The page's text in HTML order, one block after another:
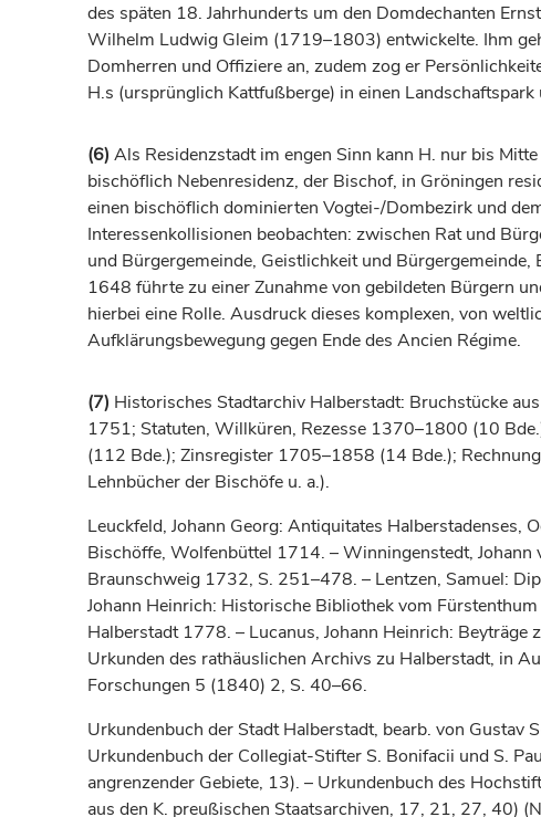
des späten 18. Jahrhunderts um den Domdechanten
Wilhelm Ludwig Gleim (1719–1803) entwickelte. Ihm
Domherren und Offiziere an, zudem zog er
H.s (ursprünglich Kattfußberge) in einen
(6) Als Residenzstadt im engen Sinn kann H. nur bis
bischöflich Nebenresidenz, der Bischof, in Gröningen
einen bischöflich dominierten Vogtei-/Dombezirk und
Interessenkollisionen beobachten: zwischen Rat und
und Bürgergemeinde, Geistlichkeit und Bürgergemeinde,
1648 führte zu einer Zunahme von gebildeten Bürgern
hierbei eine Rolle. Ausdruck dieses komplexen, von
Aufklärungsbewegung gegen Ende des Ancien Régime.
(7) Historisches Stadtarchiv Halberstadt: Bruchstücke
1751; Statuten, Willküren, Rezesse 1370–1800 (10
(112 Bde.); Zinsregister 1705–1858 (14 Bde.);
Lehnbücher der Bischöfe u. a.).
Leuckfeld, Johann Georg: Antiquitates
Bischöffe, Wolfenbüttel 1714. – Winningenstedt,
Braunschweig 1732, S. 251–478. – Lentzen, Samuel:
Johann Heinrich: Historische Bibliothek vom
Halberstadt 1778. – Lucanus, Johann Heinrich:
Urkunden des rathäuslichen Archivs zu Halberstadt, in
Forschungen 5 (1840) 2, S. 40–66.
Urkundenbuch der Stadt Halberstadt, bearb. von Gustav
Urkundenbuch der Collegiat-Stifter S. Bonifacii und S.
angrenzender Gebiete, 13). – Urkundenbuch des
aus den K. preußischen Staatsarchiven, 17, 21, 27, 40)